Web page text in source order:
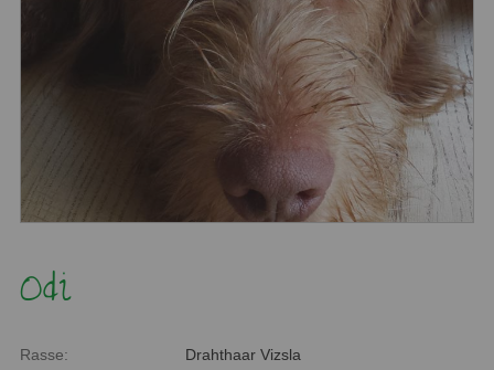
Odi
Rasse: Drahthaar Vizsla